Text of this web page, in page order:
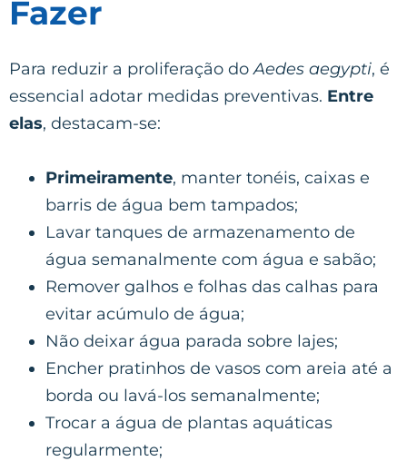
Fazer
Para reduzir a proliferação doAedes aegypti, é
essencial adotar medidas preventivas. Entre
elas, destacam-se:
Primeiramente, manter tonéis, caixas e
barris de água bem tampados;
Lavar tanques de armazenamento de
água semanalmente com água e sabão;
Remover galhos e folhas das calhas para
evitar acúmulo de água;
Não deixar água parada sobre lajes;
Encher pratinhos de vasos com areia até a
borda ou lavá-los semanalmente;
Trocar a água de plantas aquáticas
regularmente;